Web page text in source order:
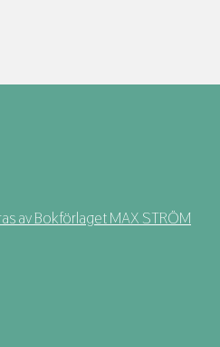
av Bokförlaget MAX STRÖM